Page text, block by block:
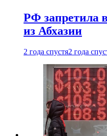
РФ запретила
из Абхазии
2 года спустя2 года